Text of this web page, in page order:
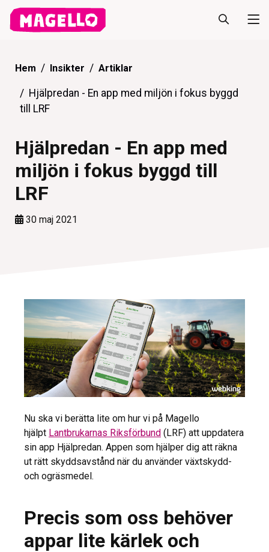
Hem Insikter Artiklar
Hjälpredan - En app med miljön i fokus byggd
till LRF
Hjälpredan - En app med
miljön i fokus byggd till
LRF
30 maj 2021
Nu ska vi berätta lite om hur vi på Magello
hjälpt Lantbrukarnas Riksförbund (LRF) att uppdatera
sin app Hjälpredan. Appen som hjälper dig att räkna
ut rätt skyddsavstånd när du använder växtskydd-
och ogräsmedel.
Precis som oss behöver
appar lite kärlek och